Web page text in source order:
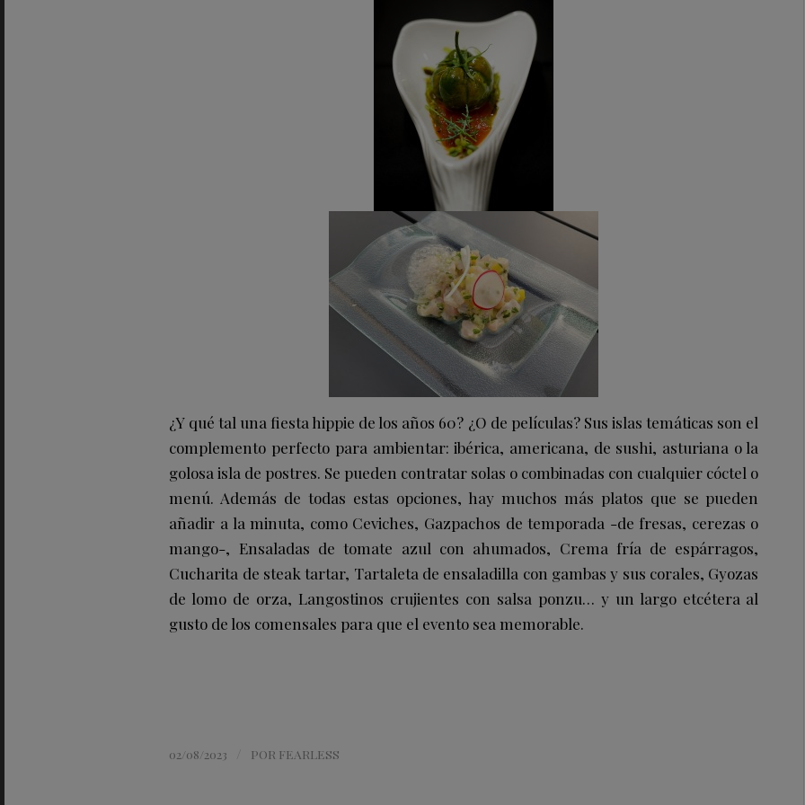
¿Y qué tal una fiesta hippie de los años 60? ¿O de películas? Sus islas temáticas son el
complemento perfecto para ambientar: ibérica, americana, de sushi, asturiana o la
golosa isla de postres. Se pueden contratar solas o combinadas con cualquier cóctel o
menú. Además de todas estas opciones, hay muchos más platos que se pueden
añadir a la minuta, como Ceviches, Gazpachos de temporada -de fresas, cerezas o
mango-, Ensaladas de tomate azul con ahumados, Crema fría de espárragos,
Cucharita de steak tartar, Tartaleta de ensaladilla con gambas y sus corales, Gyozas
de lomo de orza, Langostinos crujientes con salsa ponzu… y un largo etcétera al
gusto de los comensales para que el evento sea memorable.
02/08/2023 POR FEARLESS